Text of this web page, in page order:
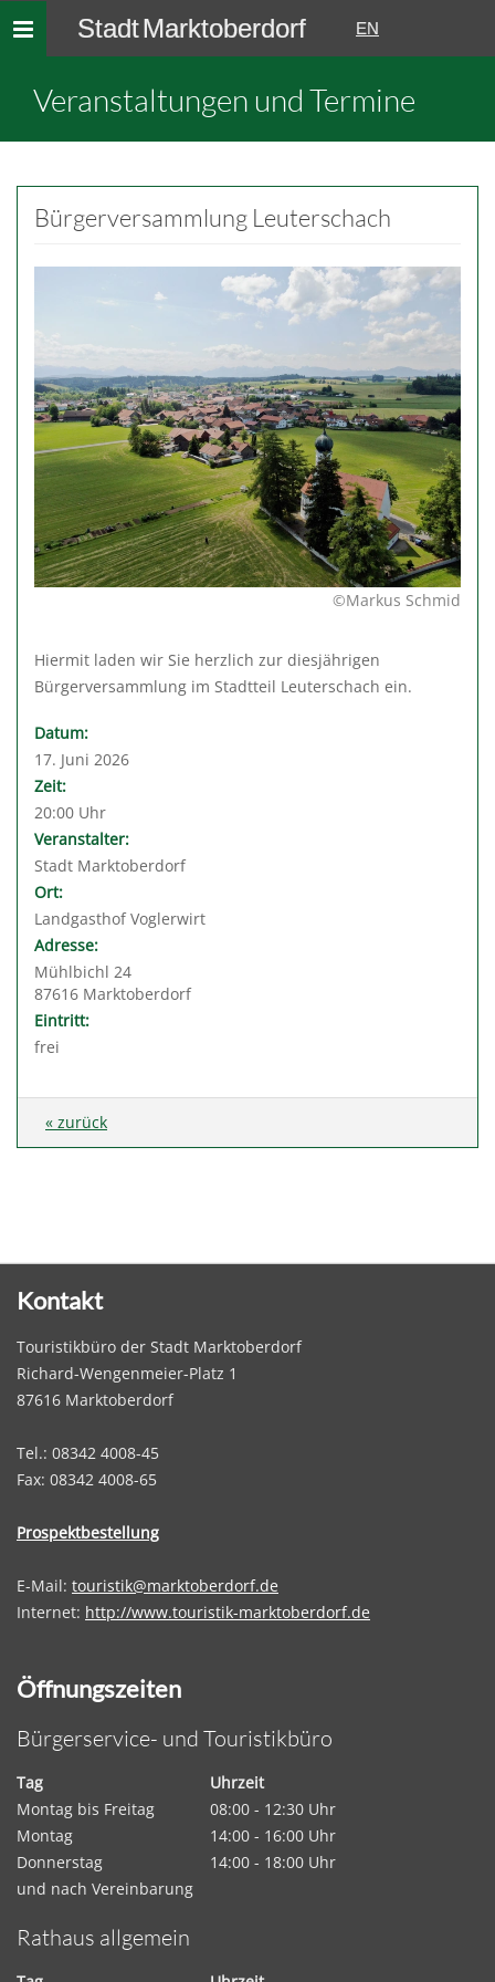
Toggle
navigation
Stadt Marktoberdorf EN
Veranstaltungen und Termine
Bürgerversammlung Leuterschach
©Markus Schmid
Hiermit laden wir Sie herzlich zur diesjährigen
Bürgerversammlung im Stadtteil Leuterschach ein.
Datum:
17. Juni 2026
Zeit:
20:00 Uhr
Veranstalter:
Stadt Marktoberdorf
Ort:
Landgasthof Voglerwirt
Adresse:
Mühlbichl 24
87616 Marktoberdorf
Eintritt:
frei
« zurück
Kontakt
Touristikbüro der Stadt Marktoberdorf
Richard-Wengenmeier-Platz 1
87616 Marktoberdorf
Tel.: 08342 4008-45
Fax: 08342 4008-65
Prospektbestellung
E-Mail: touristik@marktoberdorf.de
Internet: http://www.touristik-marktoberdorf.de
Öffnungszeiten
Bürgerservice- und Touristikbüro
Tag
Uhrzeit
Montag bis Freitag
08:00 - 12:30 Uhr
Montag
14:00 - 16:00 Uhr
Donnerstag
14:00 - 18:00 Uhr
und nach Vereinbarung
Rathaus allgemein